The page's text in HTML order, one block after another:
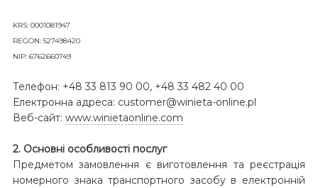
KRS: 0001081947
REGON: 527498420
NIP: 6762660749
Телефон: +48 33 813 90 00, +48 33 482 40 00
Електронна адреса: customer@winieta-online.pl
Веб-сайт: www.winietaonline.com
2. Основні особливості послуг
Предметом замовлення є виготовлення та реєстрація
номерного знака транспортного засобу в електронній